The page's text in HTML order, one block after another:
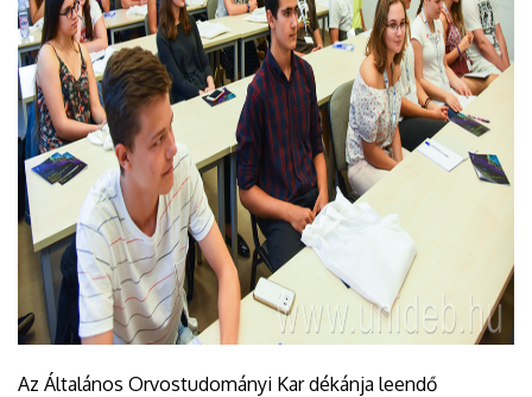
Az Általános Orvostudományi Kar dékánja leendő